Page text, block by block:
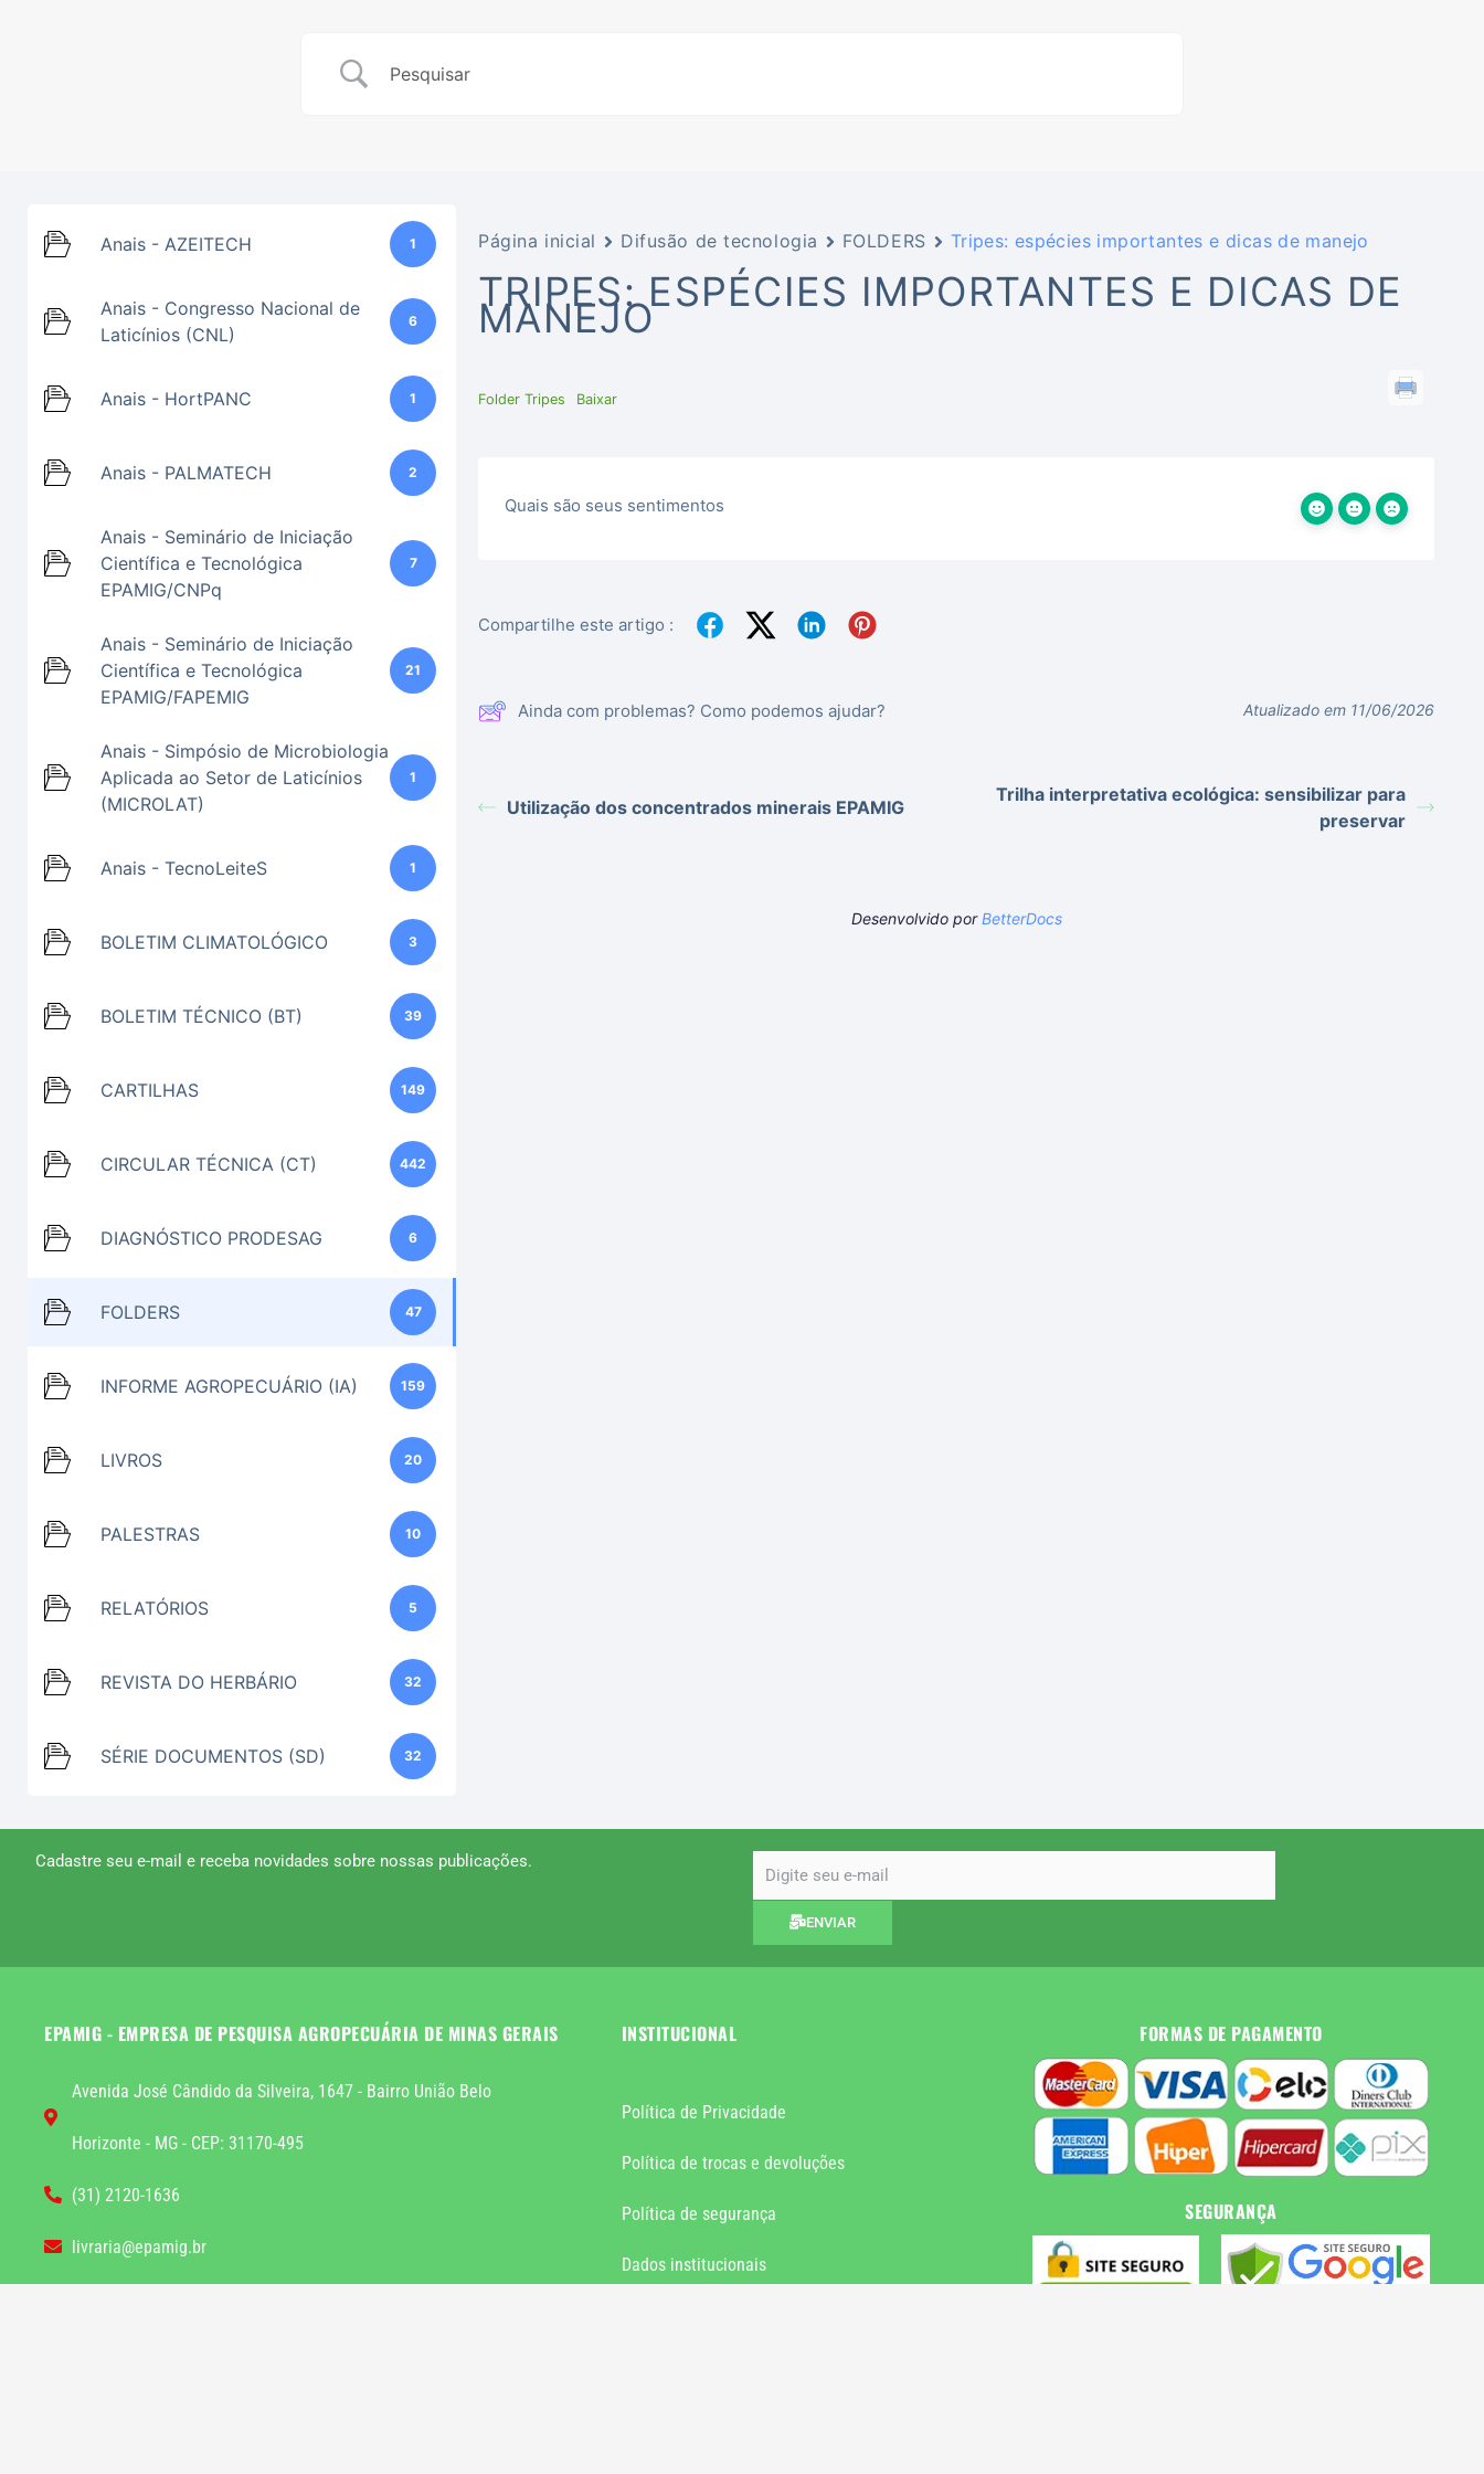
Anais - AZEITECH 1
Anais - Congresso Nacional de
Laticínios (CNL)
6
Anais - HortPANC 1
Anais - PALMATECH 2
Anais - Seminário de Iniciação
Científica e Tecnológica
EPAMIG/CNPq
7
Anais - Seminário de Iniciação
Científica e Tecnológica
EPAMIG/FAPEMIG
21
Anais - Simpósio de Microbiologia
Aplicada ao Setor de Laticínios
(MICROLAT)
1
Anais - TecnoLeiteS 1
BOLETIM CLIMATOLÓGICO 3
BOLETIM TÉCNICO (BT) 39
CARTILHAS 149
CIRCULAR TÉCNICA (CT) 442
DIAGNÓSTICO PRODESAG 6
FOLDERS 47
INFORME AGROPECUÁRIO (IA) 159
LIVROS 20
PALESTRAS 10
RELATÓRIOS 5
REVISTA DO HERBÁRIO 32
SÉRIE DOCUMENTOS (SD) 32
Página inicial Difusão de tecnologia FOLDERS Tripes: espécies importantes e dicas de manejo
TRIPES: ESPÉCIES IMPORTANTES E DICAS DE
MANEJO
Folder Tripes Baixar
Quais são seus sentimentos
Compartilhe este artigo :
Ainda com problemas? Como podemos ajudar? Atualizado em 11/06/2026
Utilização dos concentrados minerais EPAMIG
Trilha interpretativa ecológica: sensibilizar para
preservar
Desenvolvido porBetterDocs
Cadastre seu e-mail e receba novidades sobre nossas publicações.
ENVIAR
EPAMIG - EMPRESA DE PESQUISA AGROPECUÁRIA DE MINAS GERAIS
Avenida José Cândido da Silveira, 1647 - Bairro União Belo
Horizonte - MG - CEP: 31170-495
(31) 2120-1636
livraria@epamig.br
INSTITUCIONAL
Política de Privacidade
Política de trocas e devoluções
Política de segurança
Dados institucionais
FORMAS DE PAGAMENTO
SEGURANÇA